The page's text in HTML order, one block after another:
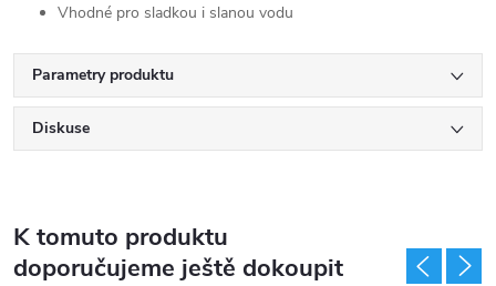
Vhodné pro sladkou i slanou vodu
Parametry produktu
Diskuse
K tomuto produktu
doporučujeme ještě dokoupit